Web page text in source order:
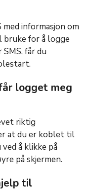
informasjon om
bruke for å logge
får du
logget meg
riktig
at du er koblet til
å klikke på
på skjermen.
til